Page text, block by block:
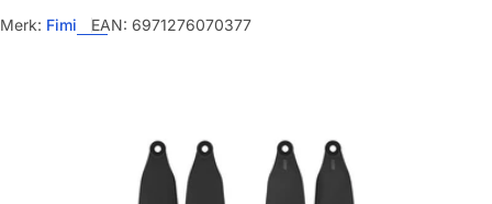
Merk: Fimi EAN: 6971276070377